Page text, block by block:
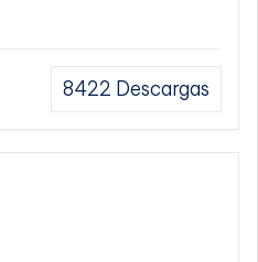
8422 Descargas